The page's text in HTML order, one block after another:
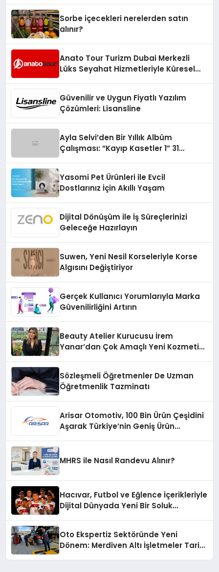
Sorbe içecekleri nerelerden satın
alınır?
Anato Tour Turizm Dubai Merkezli
Lüks Seyahat Hizmetleriyle Küresel
Güvenilir ve Uygun Fiyatlı Yazılım
Çözümleri: Lisansline
Ayla Selvi’den Bir Yıllık Albüm
Çalışması: “Kayıp Kasetler 1” 31
Yasomi Pet Ürünleri ile Evcil
Dostlarınız İçin Akıllı Yaşam
Dijital Dönüşüm ile İş Süreçlerinizi
Geleceğe Hazırlayın
Suwen, Yeni Nesil Korseleriyle Korse
Algısını Değiştiriyor
Gerçek Kullanıcı Yorumlarıyla Marka
Güvenilirliğini Artırın
Beauty Atelier Kurucusu İrem
Yanar’dan Çok Amaçlı Yeni Kozmetik
Sözleşmeli Öğretmenler De Uzman
Öğretmenlik Tazminatı
Arisar Otomotiv, 100 Bin Ürün Çeşidini
Aşarak Türkiye’nin Geniş Ürün
MHRS ile Nasıl Randevu Alınır?
Hacıvar, Futbol ve Eğlence İçerikleriyle
Dijital Dünyada Yeni Bir Soluk
Oto Ekspertiz Sektöründe Yeni
Dönem: Merdiven Altı İşletmeler Tarih